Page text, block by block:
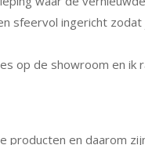
sfeervol ingericht
op de showroom en ik
producten en daarom